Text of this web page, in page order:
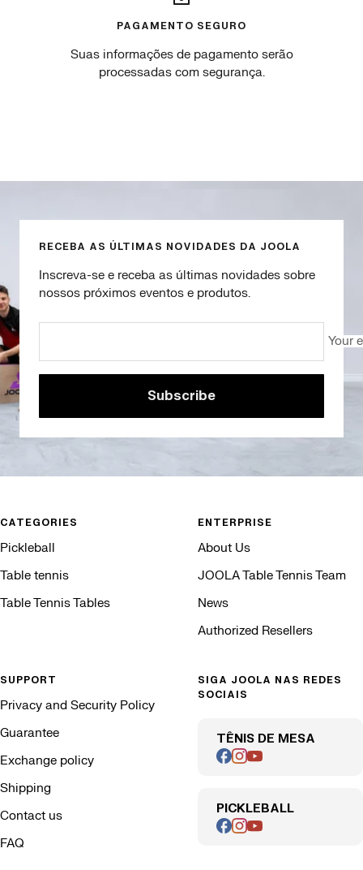
PAGAMENTO SEGURO
Suas informações de pagamento serão
processadas com segurança.
RECEBA AS ÚLTIMAS NOVIDADES DA JOOLA
Inscreva-se e receba as últimas novidades sobre
nossos próximos eventos e produtos.
Your
Subscribe
CATEGORIES
Pickleball
Table tennis
Table Tennis Tables
ENTERPRISE
About Us
JOOLA Table Tennis Team
News
Authorized Resellers
SUPPORT
Privacy and Security Policy
Guarantee
Exchange policy
Shipping
Contact us
FAQ
SIGA JOOLA NAS REDES
SOCIAIS
TÊNIS DE MESA
PICKLEBALL